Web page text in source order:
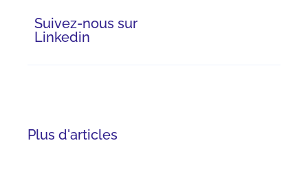
Suivez-nous sur
Linkedin
Plus d'articles